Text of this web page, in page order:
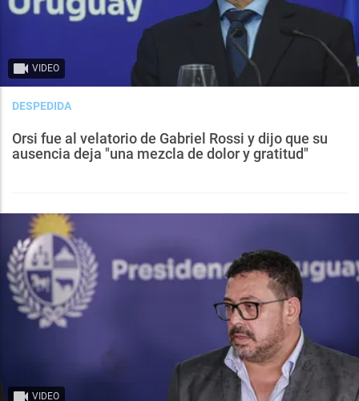
VIDEO
DESPEDIDA
Orsi fue al velatorio de Gabriel Rossi y dijo que su
ausencia deja "una mezcla de dolor y gratitud"
VIDEO